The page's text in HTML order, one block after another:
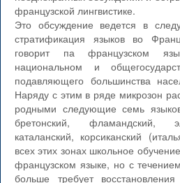
французской лингвистике.
Это обсуждение ведется в
стратификация языков во
говорит па французском
национальном и
подавляющего большинства
Наряду с этим в ряде микрозон
родными следующие семь
бретонский, фламандский,
каталанский, корсиканский
всех этих зонах школьное
французском языке, но с
больше требует